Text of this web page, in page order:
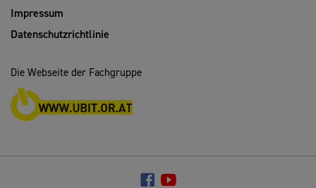
Impressum
Datenschutzrichtlinie
Die Webseite der Fachgruppe